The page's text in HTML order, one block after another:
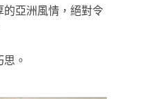
亞洲風情，絕對令
。